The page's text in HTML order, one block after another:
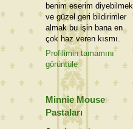
benim eserim diyebilmek
ve güzel geri bildirimler
almak bu işin bana en
çok haz veren kısmı.
Profilimin tamamını
görüntüle
Minnie Mouse
Pastaları